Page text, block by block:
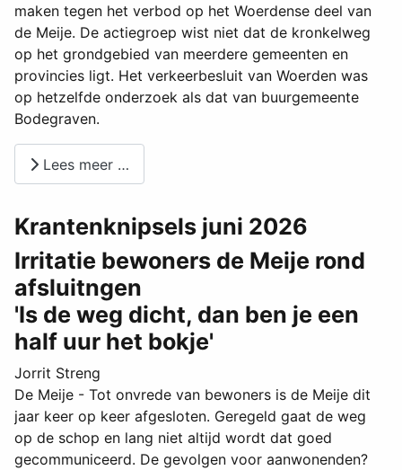
maken tegen het verbod op het Woerdense deel van
de Meije. De actiegroep wist niet dat de kronkelweg
op het grondgebied van meerdere gemeenten en
provincies ligt. Het verkeerbesluit van Woerden was
op hetzelfde onderzoek als dat van buurgemeente
Bodegraven.
Lees meer …
Krantenknipsels juni 2026
Irritatie bewoners de Meije rond
afsluitngen
'Is de weg dicht, dan ben je een
half uur het bokje'
Jorrit Streng
De Meije - Tot onvrede van bewoners is de Meije dit
jaar keer op keer afgesloten. Geregeld gaat de weg
op de schop en lang niet altijd wordt dat goed
gecommuniceerd. De gevolgen voor aanwonenden?